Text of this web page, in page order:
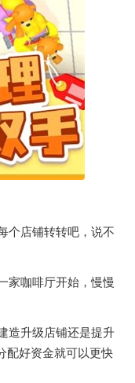
个店铺转转吧，说不
家咖啡厅开始，慢慢
造升级店铺还是提升
配好资金就可以更快